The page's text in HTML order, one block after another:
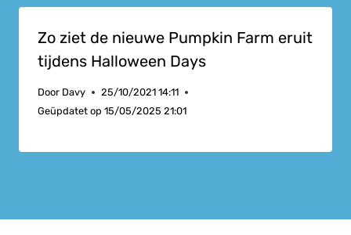
Zo ziet de nieuwe Pumpkin Farm eruit
tijdens Halloween Days
Door Davy
25/10/2021 14:11
Geüpdatet op 15/05/2025 21:01